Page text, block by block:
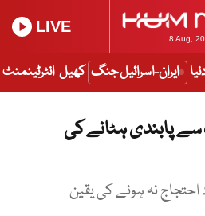
8 Aug,
LIVE
ایران-اسرائیل جنگ کھیل انٹرٹینمنٹ
پابندی ہٹانے کی
احتجاج نہ ہونے کی یقین